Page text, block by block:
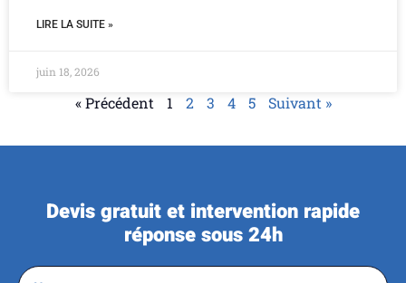
LIRE LA SUITE »
juin 18, 2026
« Précédent 1 2 3 4 5 Suivant »
Devis gratuit et intervention rapide
réponse sous 24h